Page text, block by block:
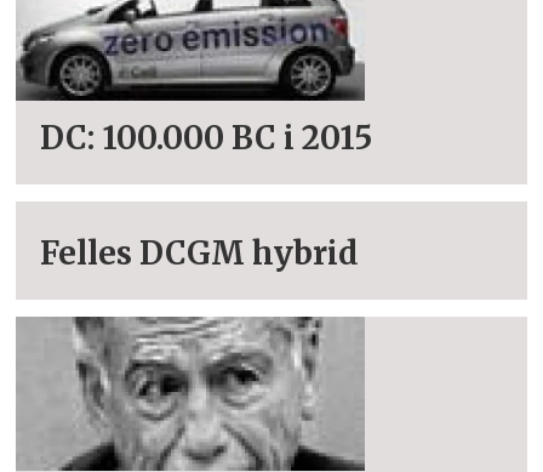
DC: 100.000 BC i 2015
Felles DCGM hybrid